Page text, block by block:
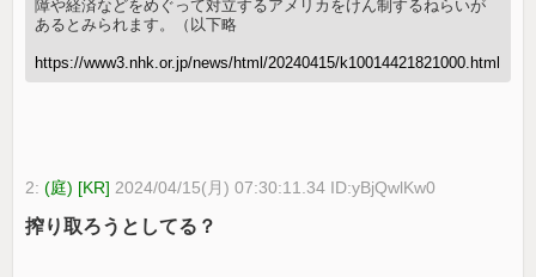
障や経済などをめぐって対立するアメリカをけん制するねらいが
あるとみられます。（以下略
https://www3.nhk.or.jp/news/html/20240415/k10014421821000.html
2:(庭) [KR] 2024/04/15(月) 07:30:11.34 ID:yBjQwlKw0
搾り取ろうとしてる？